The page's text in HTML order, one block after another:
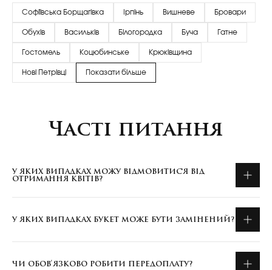
Софіївська Борщагівка Ірпінь Вишневе Бровари
Обухів Васильків Білогородка Буча Гатне
Гостомель Коцюбинське Крюківщина
Нові Петрівці Показати більше
Часті питання
У ЯКИХ ВИПАДКАХ МОЖУ ВІДМОВИТИСЯ ВІД
ОТРИМАННЯ КВІТІВ?
У ЯКИХ ВИПАДКАХ БУКЕТ МОЖЕ БУТИ ЗАМІНЕНИЙ?
ЧИ ОБОВ'ЯЗКОВО РОБИТИ ПЕРЕДОПЛАТУ?